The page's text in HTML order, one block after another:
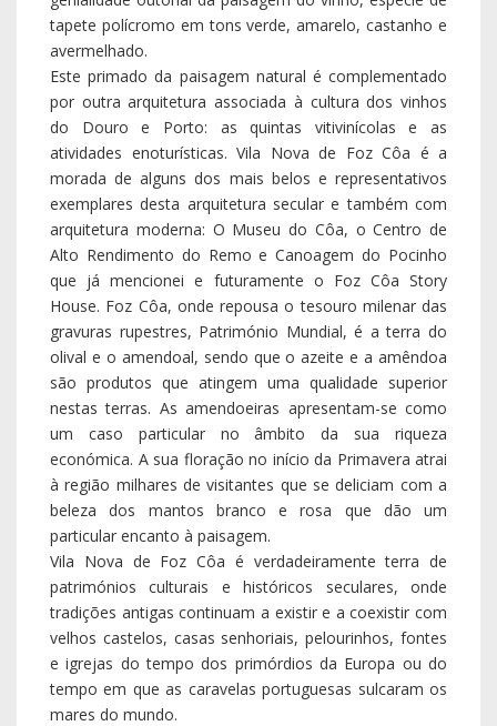
tapete polícromo em tons verde, amarelo, castanho e
avermelhado.
Este primado da paisagem natural é complementado
por outra arquitetura associada à cultura dos vinhos
do Douro e Porto: as quintas vitivinícolas e as
atividades enoturísticas. Vila Nova de Foz Côa é a
morada de alguns dos mais belos e representativos
exemplares desta arquitetura secular e também com
arquitetura moderna: O Museu do Côa, o Centro de
Alto Rendimento do Remo e Canoagem do Pocinho
que já mencionei e futuramente o Foz Côa Story
House. Foz Côa, onde repousa o tesouro milenar das
gravuras rupestres, Património Mundial, é a terra do
olival e o amendoal, sendo que o azeite e a amêndoa
são produtos que atingem uma qualidade superior
nestas terras. As amendoeiras apresentam-se como
um caso particular no âmbito da sua riqueza
económica. A sua floração no início da Primavera atrai
à região milhares de visitantes que se deliciam com a
beleza dos mantos branco e rosa que dão um
particular encanto à paisagem.
Vila Nova de Foz Côa é verdadeiramente terra de
patrimónios culturais e históricos seculares, onde
tradições antigas continuam a existir e a coexistir com
velhos castelos, casas senhoriais, pelourinhos, fontes
e igrejas do tempo dos primórdios da Europa ou do
tempo em que as caravelas portuguesas sulcaram os
mares do mundo.